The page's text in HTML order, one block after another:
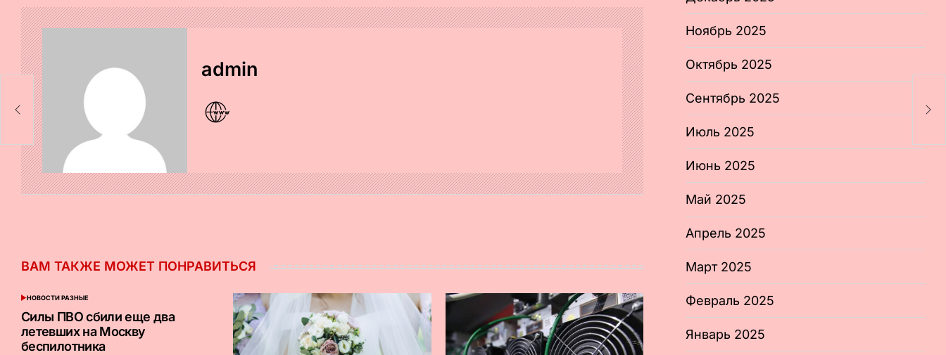
admin
ВАМ ТАКЖЕ МОЖЕТ ПОНРАВИТЬСЯ
ОПУБЛИКОВАНО
НОВОСТИ РАЗНЫЕ
Силы ПВО сбили еще два
летевших на Москву
беспилотника
Ноябрь 2025
Октябрь 2025
Сентябрь 2025
Июль 2025
Июнь 2025
Май 2025
Апрель 2025
Март 2025
Февраль 2025
Январь 2025